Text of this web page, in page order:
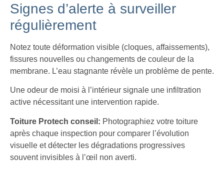
Signes d’alerte à surveiller
régulièrement
Notez toute déformation visible (cloques, affaissements),
fissures nouvelles ou changements de couleur de la
membrane. L’eau stagnante révèle un problème de pente.
Une odeur de moisi à l’intérieur signale une infiltration
active nécessitant une intervention rapide.
Toiture Protech conseil: Photographiez votre toiture
après chaque inspection pour comparer l’évolution
visuelle et détecter les dégradations progressives
souvent invisibles à l’œil non averti.